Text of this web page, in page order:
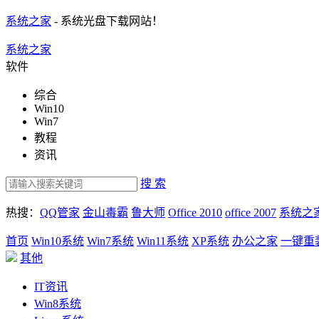
系统之家 - 系统光盘下载网站！
系统之家
软件
综合
Win10
Win7
教程
资讯
搜 索
热搜： QQ管家 金山毒霸 鲁大师 Office 2010 office 2007 系统之
首页 Win10系统 Win7系统 Win11系统 XP系统 办公之家 一键重
其他
IT资讯
Win8系统